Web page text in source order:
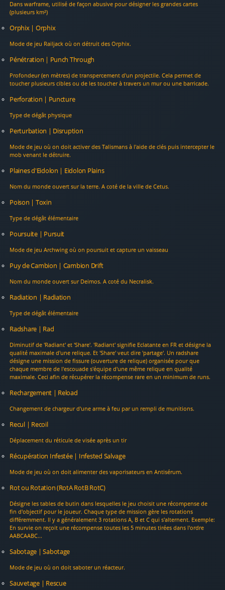
Dans warframe, utilisé de façon abusive pour désigner les grandes cartes
(plusieurs km²)
Orphix | Orphix
Mode de jeu Railjack où on détruit des Orphix.
Pénétration | Punch Through
Profondeur (en mètres) de transpercement d'un projectile. Cela permet de
toucher plusieurs cibles ou de les toucher à travers un mur ou une barricade.
Perforation | Puncture
Type de dégât physique
Perturbation | Disruption
Mode de jeu où on doit activer des Talismans à l'aide de clés puis intercepter le
mob venant le détruire.
Plaines d'Eidolon | Eidolon Plains
Nom du monde ouvert sur la terre. A coté de la ville de Cetus.
Poison | Toxin
Type de dégât élémentaire
Poursuite | Pursuit
Mode de jeu Archwing où on poursuit et capture un vaisseau
Puy de Cambion | Cambion Drift
Nom du monde ouvert sur Deimos. A coté du Necralisk.
Radiation | Radiation
Type de dégât élémentaire
Radshare | Rad
Diminutif de 'Radiant' et 'Share'. 'Radiant' signifie Eclatante en FR et désigne la
qualité maximale d'une relique. Et 'Share' veut dire 'partage'. Un radshare
désigne une mission de fissure (ouverture de relique) organisée pour que
chaque membre de l'escouade s'équipe d'une même relique en qualité
maximale. Ceci afin de récupérer la récompense rare en un minimum de runs.
Rechargement | Reload
Changement de chargeur d'une arme à feu par un rempli de munitions.
Recul | Recoil
Déplacement du réticule de visée après un tir
Récupération Infestée | Infested Salvage
Mode de jeu où on doit alimenter des vaporisateurs en Antisérum.
Rot ou Rotation (RotA RotB RotC)
Désigne les tables de butin dans lesquelles le jeu choisit une récompense de
fin d'objectif pour le joueur. Chaque type de mission gère les rotations
différemment. Il y a généralement 3 rotations A, B et C qui s'alternent. Exemple:
En survie on reçoit une récompense toutes les 5 minutes tirées dans l'ordre
AABCAABC...
Sabotage | Sabotage
Mode de jeu où on doit saboter un réacteur.
Sauvetage | Rescue